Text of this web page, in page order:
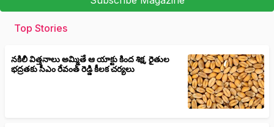
Top Stories
నకిలీ విత్తనాలు అమ్మితే ఆ యాక్టు కింద శిక్ష, రైతుల
భద్రతకు సీఎం రేవంత్ రెడ్డి కీలక చర్యలు